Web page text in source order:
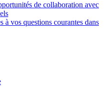
de collaboration avec
à vos questions courantes dans